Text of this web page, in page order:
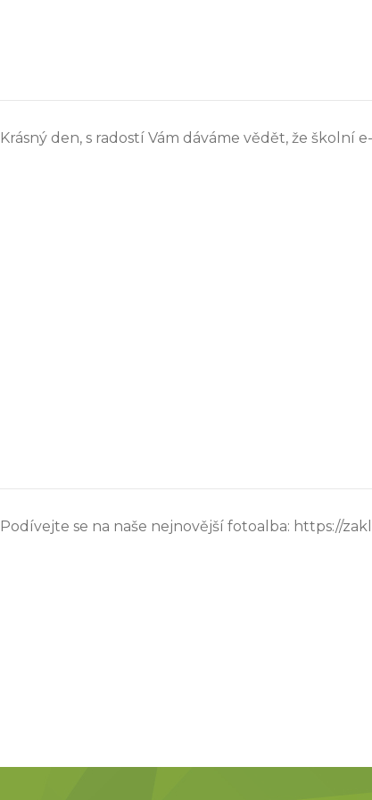
Krásný den, s radostí Vám dáváme vědět, že
Podívejte se na naše nejnovější fotoalba: https://